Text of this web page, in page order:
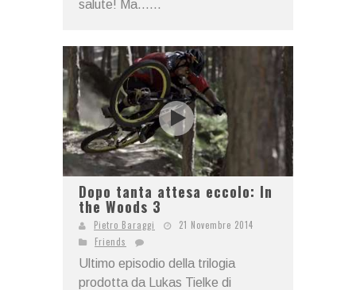
salute! Ma…...
Dopo tanta attesa eccolo: In
the Woods 3
Pietro Baraggi
21 Novembre 2014
Friends
Ultimo episodio della trilogia
prodotta da Lukas Tielke di